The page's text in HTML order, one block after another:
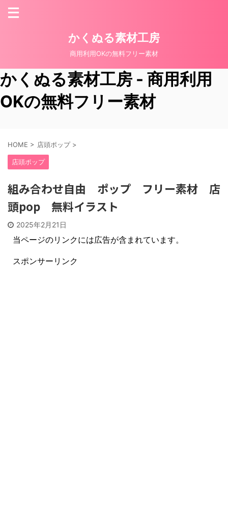
かくぬる素材工房
商用利用OKの無料フリー素材
かくぬる素材工房 - 商用利用
OKの無料フリー素材
HOME > 店頭ポップ >
店頭ポップ
組み合わせ自由 ポップ フリー素材 店
頭pop 無料イラスト
2025年2月21日
当ページのリンクには広告が含まれています。
スポンサーリンク